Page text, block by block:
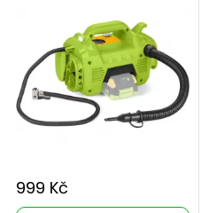
999 Kč